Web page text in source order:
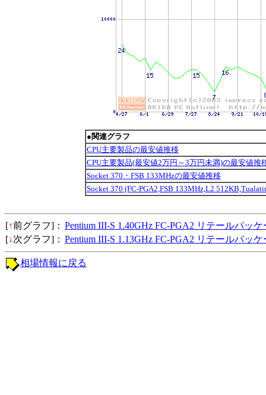
●関連グラフ
CPU主要製品の最安値推移
CPU主要製品(最安値2万円～3万円未満)の最安値推
Socket 370・FSB 133MHzの最安値推移
Socket 370 (FC-PGA2,FSB 133MHz,L2
[↑前グラフ]： Pentium III-S 1.40GHz FC-PGA2 リテールパッケ
[↓次グラフ]： Pentium III-S 1.13GHz FC-PGA2 リテールパッケ
相場情報に戻る